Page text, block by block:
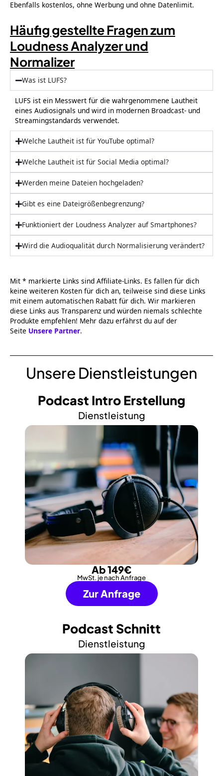
Ebenfalls kostenlos, ohne Werbung und ohne Datenlimit.
Häufig gestellte Fragen zum
Loudness Analyzer und
Normalizer
Was ist LUFS?
LUFS ist ein Messwert für die wahrgenommene Lautheit
eines Audiosignals und wird in modernen Broadcast- und
Streamingstandards verwendet.
Welche Lautheit ist für YouTube optimal?
Welche Lautheit ist für Social Media optimal?
Werden meine Dateien hochgeladen?
Gibt es eine Dateigrößenbegrenzung?
Funktioniert der Loudness Analyzer auf Smartphones?
Wird die Audioqualität durch Normalisierung verändert?
Mit * markierte Links sind Affiliate-Links. Es fallen für dich
keine weiteren Kosten für dich an, teilweise sind diese Links
mit einem automatischen Rabatt für dich. Wir markieren
diese Links aus Transparenz und würden niemals schlechte
Produkte empfehlen! Mehr dazu erfährst du auf der
Seite Unsere Partner.
Unsere Dienstleistungen
Podcast Intro Erstellung
Dienstleistung
Ab 149€
MwSt. je nach Anfrage
Zur Anfrage
Podcast Schnitt
Dienstleistung